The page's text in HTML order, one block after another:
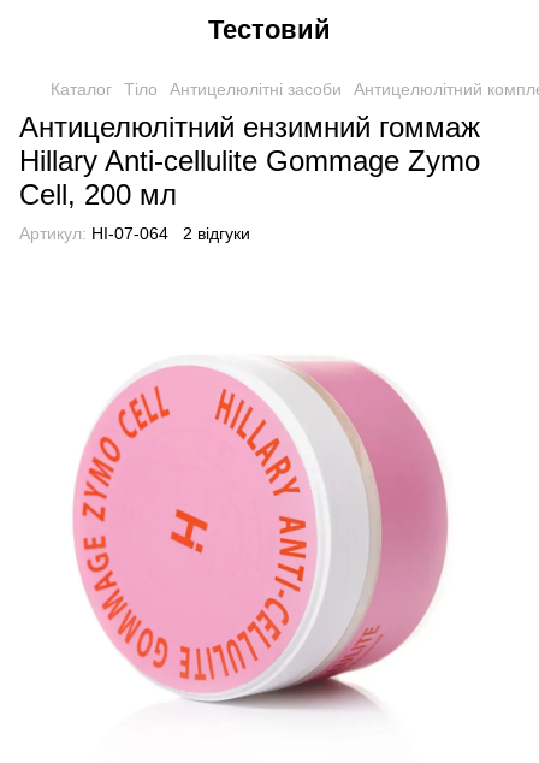
Тестовий
Каталог Тіло Антицелюлітні засоби Антицелюлітний
Антицелюлітний ензимний гоммаж
Hillary Anti-cellulite Gommage Zymo
Cell, 200 мл
Артикул: HI-07-064 2 відгуки